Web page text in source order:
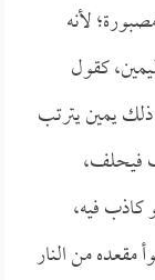
لأنه
كقول
ذلك يمين يترتب
فيحلف،
فيه،
مقعده من النار